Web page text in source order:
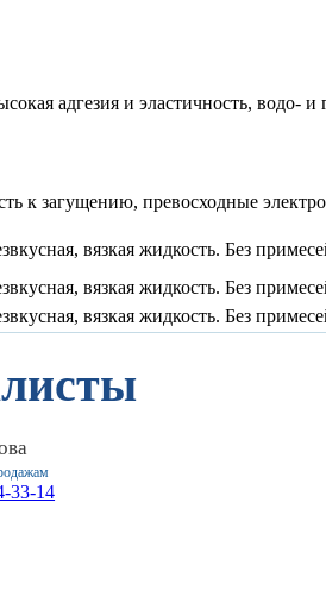
адгезия и эластичность, водо- и
к загущению, превосходные
вязкая жидкость. Без
вязкая жидкость. Без
вязкая жидкость. Без
33-14